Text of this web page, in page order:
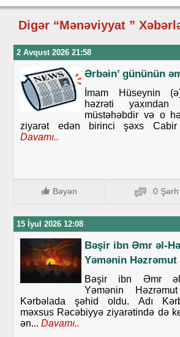
Digər “Mənəviyyat ”
2 Avqust 2026 21:58
Ərbəin’ gününün
İmam Hüseynin
həzrəti
müstəhəbdir və o
ziyarət edən birinci şəxs Cabir
Davamı..
Bəyən 0 Şərh
15 İyul 2026 12:08
Bəşir ibn Əmr əl-
Yəmənin
Bəşir ibn Əmr əl-
Yəmənin
Kərbəlada şəhid oldu. Adı
məxsus Rəcəbiyyə ziyarətində də
ən... Davamı..